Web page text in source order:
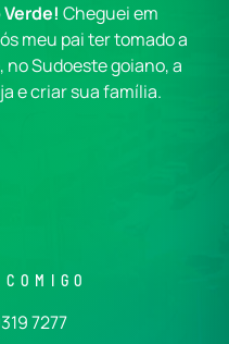
Cheguei em
meu pai ter tomado a
no Sudoeste goiano, a
e criar sua família.
7277